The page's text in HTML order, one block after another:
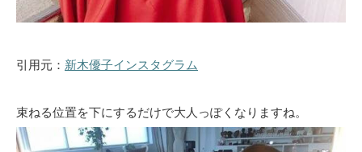
引用元： 新木優子インスタグラム
束ねる位置を下にするだけで大人っぽくなりますね。